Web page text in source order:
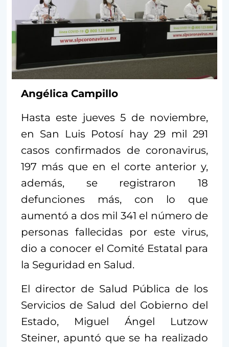
Angélica Campillo
Hasta este jueves 5 de noviembre,
en San Luis Potosí hay 29 mil 291
casos confirmados de coronavirus,
197 más que en el corte anterior y,
además, se registraron 18
defunciones más, con lo que
aumentó a dos mil 341 el número de
personas fallecidas por este virus,
dio a conocer el Comité Estatal para
la Seguridad en Salud.
El director de Salud Pública de los
Servicios de Salud del Gobierno del
Estado, Miguel Ángel Lutzow
Steiner, apuntó que se ha realizado